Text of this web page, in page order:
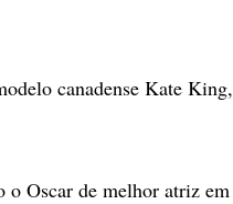
canadense Kate King,
o Oscar de melhor atriz em